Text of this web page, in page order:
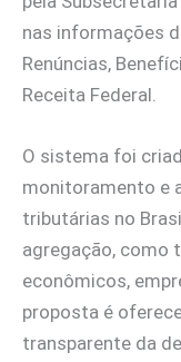
nas informações
Renúncias,
Receita Federal.
O sistema foi
monitoramento e
tributárias no
agregação, como
econômicos,
proposta é
transparente da